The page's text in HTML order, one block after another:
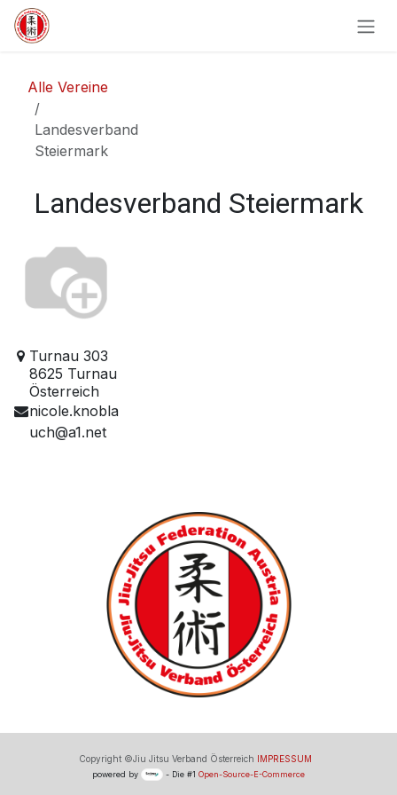
Zum Inhalt springen
Alle Vereine
Landesverband
Steiermark
Landesverband Steiermark
Turnau 303
8625 Turnau
Österreich
nicole.knobla
uch@a1.net
Copyright ©Jiu Jitsu Verband Österreich IMPRESSUM
powered by - Die #1 Open-Source-E-Commerce